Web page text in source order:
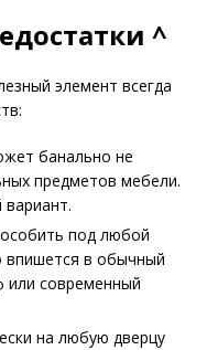
^
элемент всегда
банально не
предметов мебели.
под любой
впишется в обычный
современный
на любую дверцу